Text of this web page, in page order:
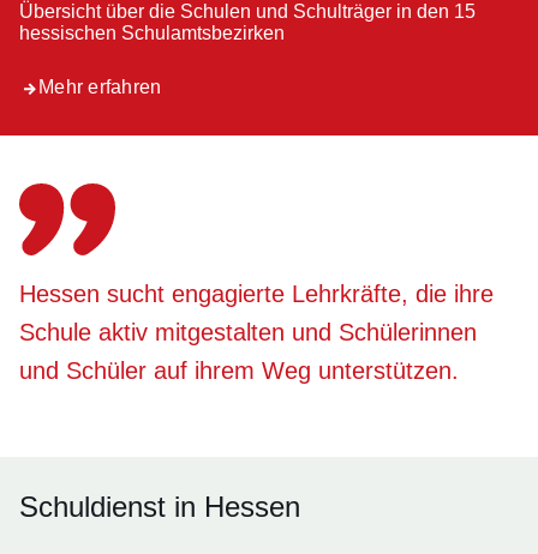
Übersicht über die Schulen und Schulträger in den 15
hessischen Schulamtsbezirken
Mehr erfahren
Hessen sucht engagierte Lehrkräfte, die ihre
Schule aktiv mitgestalten und Schülerinnen
und Schüler auf ihrem Weg unterstützen.
Schuldienst in Hessen